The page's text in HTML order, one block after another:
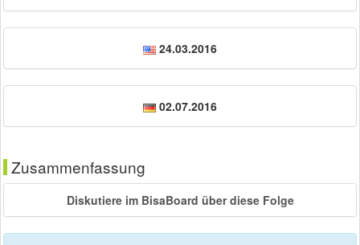
24.03.2016
02.07.2016
Zusammenfassung
Diskutiere im BisaBoard über diese Folge